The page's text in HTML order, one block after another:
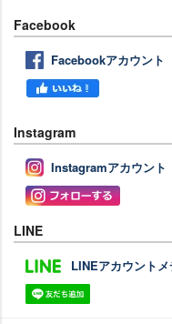
Facebook
Facebookアカウント
Instagram
Instagramアカウント
LINE
LINEアカウント